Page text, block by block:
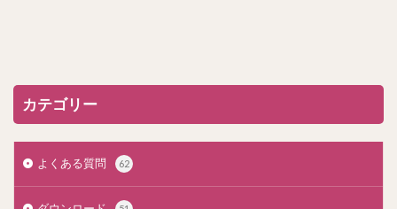
カテゴリー
よくある質問 62